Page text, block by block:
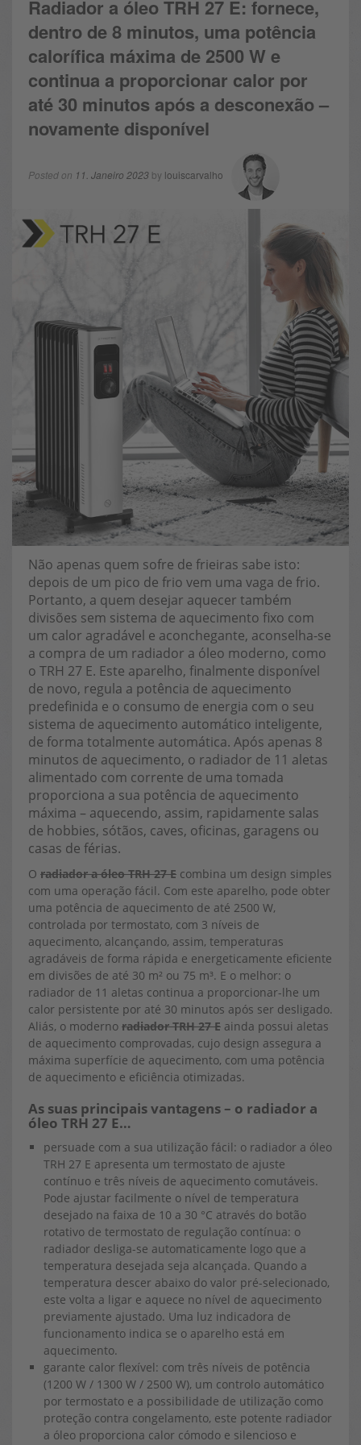
Radiador a óleo TRH 27 E: fornece,
dentro de 8 minutos, uma potência
calorífica máxima de 2500 W e
continua a proporcionar calor por
até 30 minutos após a desconexão –
novamente disponível
Posted on 11. Janeiro 2023 by louiscarvalho
Não apenas quem sofre de frieiras sabe isto:
depois de um pico de frio vem uma vaga de frio.
Portanto, a quem desejar aquecer também
divisões sem sistema de aquecimento fixo com
um calor agradável e aconchegante, aconselha-se
a compra de um radiador a óleo moderno, como
o TRH 27 E. Este aparelho, finalmente disponível
de novo, regula a potência de aquecimento
predefinida e o consumo de energia com o seu
sistema de aquecimento automático inteligente,
de forma totalmente automática. Após apenas 8
minutos de aquecimento, o radiador de 11 aletas
alimentado com corrente de uma tomada
proporciona a sua potência de aquecimento
máxima – aquecendo, assim, rapidamente salas
de hobbies, sótãos, caves, oficinas, garagens ou
casas de férias.
O radiador a óleo TRH 27 E combina um design simples
com uma operação fácil. Com este aparelho, pode obter
uma potência de aquecimento de até 2500 W,
controlada por termostato, com 3 níveis de
aquecimento, alcançando, assim, temperaturas
agradáveis de forma rápida e energeticamente eficiente
em divisões de até 30 m² ou 75 m³. E o melhor: o
radiador de 11 aletas continua a proporcionar-lhe um
calor persistente por até 30 minutos após ser desligado.
Aliás, o moderno radiador TRH 27 E ainda possui aletas
de aquecimento comprovadas, cujo design assegura a
máxima superfície de aquecimento, com uma potência
de aquecimento e eficiência otimizadas.
As suas principais vantagens – o radiador a
óleo TRH 27 E…
persuade com a sua utilização fácil: o radiador a óleo
TRH 27 E apresenta um termostato de ajuste
contínuo e três níveis de aquecimento comutáveis.
Pode ajustar facilmente o nível de temperatura
desejado na faixa de 10 a 30 °C através do botão
rotativo de termostato de regulação contínua: o
radiador desliga-se automaticamente logo que a
temperatura desejada seja alcançada. Quando a
temperatura descer abaixo do valor pré-selecionado,
este volta a ligar e aquece no nível de aquecimento
previamente ajustado. Uma luz indicadora de
funcionamento indica se o aparelho está em
aquecimento.
garante calor flexível: com três níveis de potência
(1200 W / 1300 W / 2500 W), um controlo automático
por termostato e a possibilidade de utilização como
proteção contra congelamento, este potente radiador
a óleo proporciona calor cómodo e silencioso e